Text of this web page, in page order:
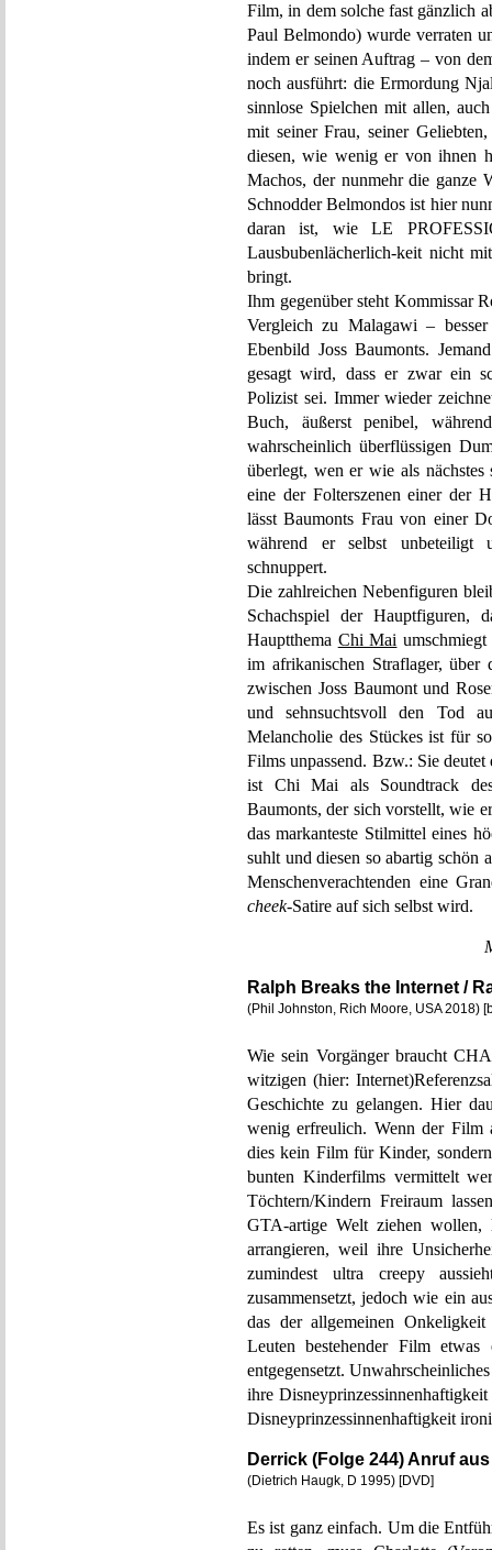
Film, in dem solche fast gänzlich
Paul Belmondo) wurde verraten
indem er seinen Auftrag – von
noch ausführt: die Ermordung
sinnlose Spielchen mit allen,
mit seiner Frau, seiner
diesen, wie wenig er von ihnen
Machos, der nunmehr die ganze
Schnodder Belmondos ist hier
daran ist, wie LE
Lausbubenlächerlich-keit nicht
bringt.
Ihm gegenüber steht Kommissar
Vergleich zu Malagawi – besser
Ebenbild Joss Baumonts.
gesagt wird, dass er zwar ein
Polizist sei. Immer wieder
Buch, äußerst penibel,
wahrscheinlich überflüssigen
überlegt, wen er wie als
eine der Folterszenen einer der
lässt Baumonts Frau von einer
während er selbst unbeteiligt
schnuppert.
Die zahlreichen Nebenfiguren
Schachspiel der Hauptfiguren,
Hauptthema Chi Mai
im afrikanischen Straflager, über
zwischen Joss Baumont und
und sehnsuchtsvoll den Tod
Melancholie des Stückes ist für
Films unpassend. Bzw.: Sie
ist Chi Mai als Soundtrack des
Baumonts, der sich vorstellt, wie
das markanteste Stilmittel eines
suhlt und diesen so abartig schön
Menschenverachtenden eine
cheek-Satire auf sich selbst wird.
Ralph Breaks the Internet /
(Phil Johnston, Rich Moore, USA 2018)
Wie sein Vorgänger braucht
witzigen (hier:
Geschichte zu gelangen. Hier
wenig erfreulich. Wenn der Film
dies kein Film für Kinder,
bunten Kinderfilms vermittelt
Töchtern/Kindern Freiraum
GTA-artige Welt ziehen wollen,
arrangieren, weil ihre
zumindest ultra creepy
zusammensetzt, jedoch wie ein
das der allgemeinen Onkeligkeit
Leuten bestehender Film
entgegensetzt.
ihre
Disneyprinzessinnenhaftigkeit
Derrick (Folge 244) Anruf
(Dietrich Haugk, D 1995) [DVD]
Es ist ganz einfach. Um die